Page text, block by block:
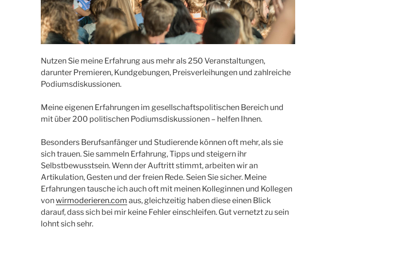
Nutzen Sie meine Erfahrung aus mehr als 250 Veranstaltungen,
darunter Premieren, Kundgebungen, Preisverleihungen und zahlreiche
Podiumsdiskussionen.
Meine eigenen Erfahrungen im gesellschaftspolitischen Bereich und
mit über 200 politischen Podiumsdiskussionen – helfen Ihnen.
Besonders Berufsanfänger und Studierende können oft mehr, als sie
sich trauen. Sie sammeln Erfahrung, Tipps und steigern ihr
Selbstbewusstsein. Wenn der Auftritt stimmt, arbeiten wir an
Artikulation, Gesten und der freien Rede. Seien Sie sicher. Meine
Erfahrungen tausche ich auch oft mit meinen Kolleginnen und Kollegen
vonwirmoderieren.com aus, gleichzeitig haben diese einen Blick
darauf, dass sich bei mir keine Fehler einschleifen. Gut vernetzt zu sein
lohnt sich sehr.